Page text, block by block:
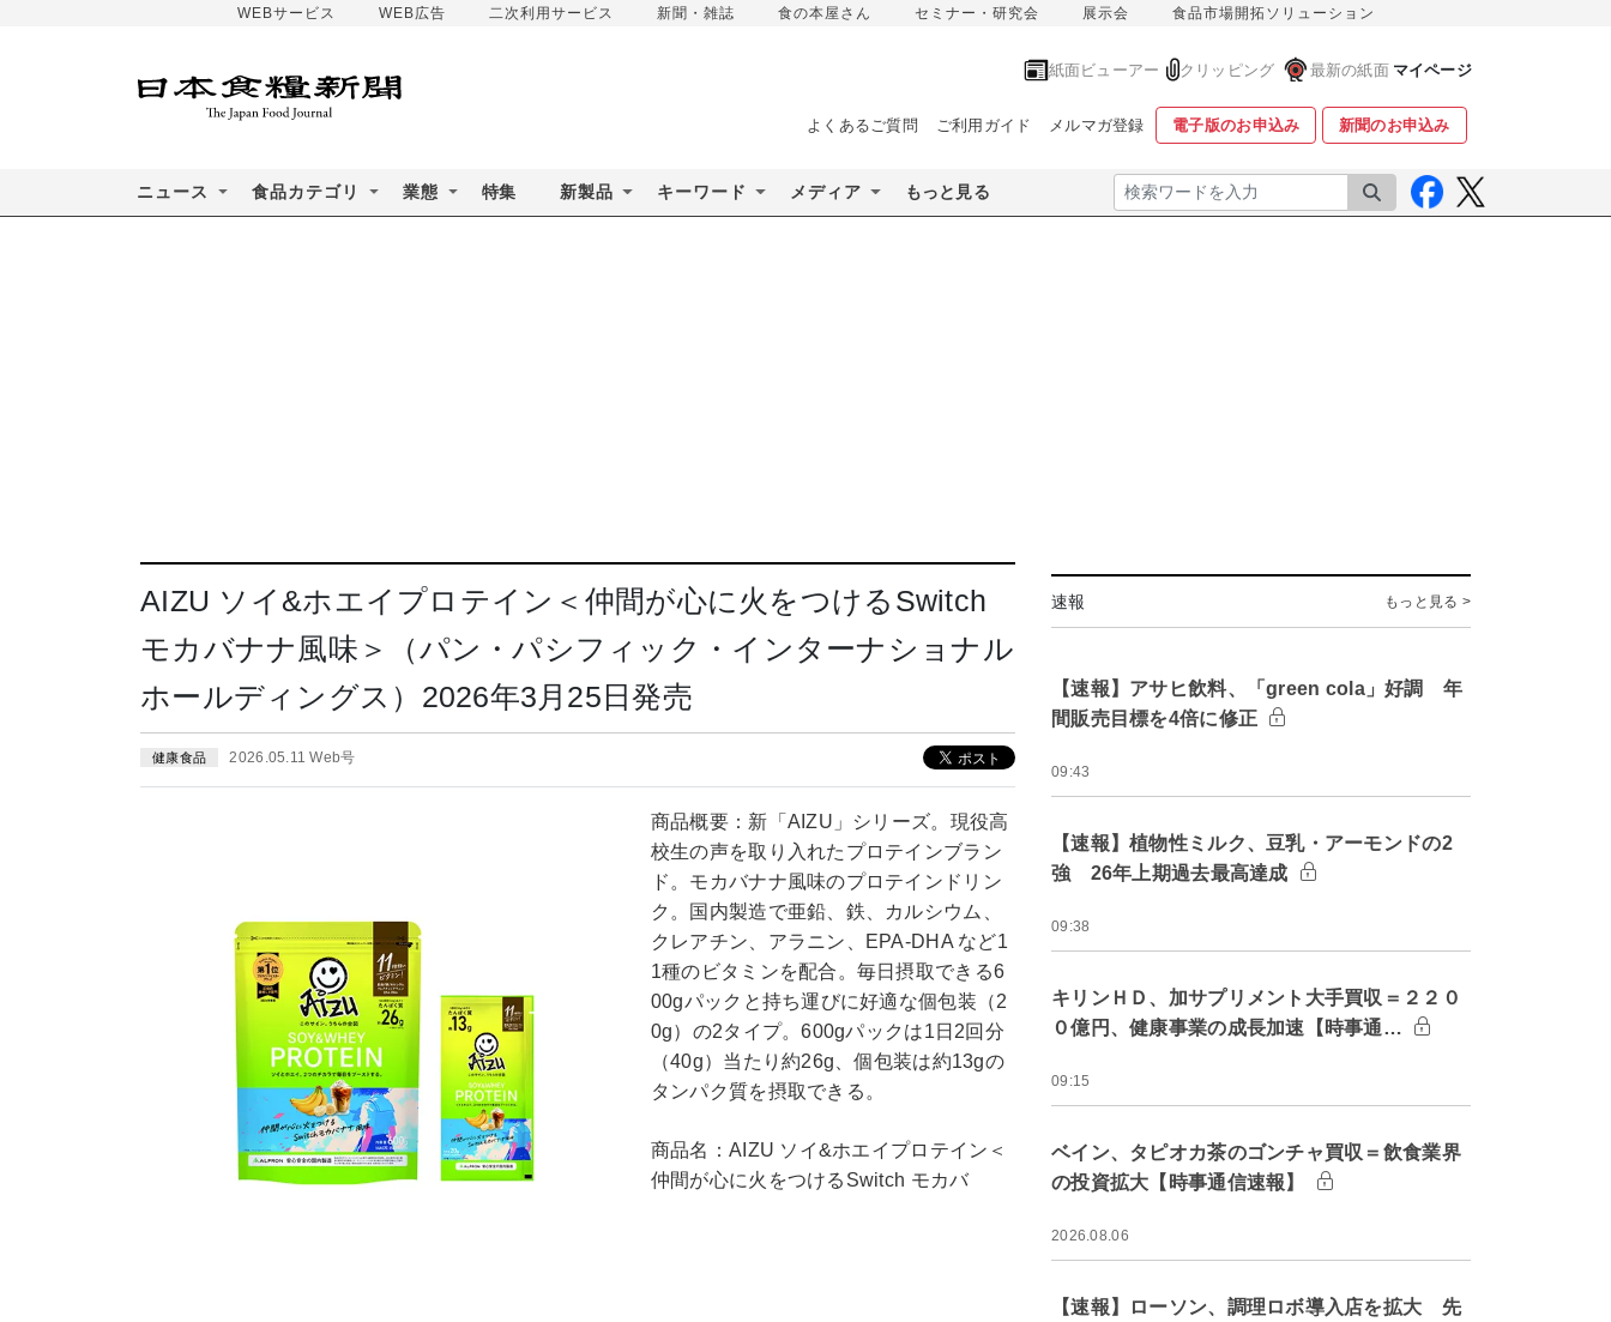
WEBサービス WEB広告 二次利用サービス 新聞・雑誌 食の本屋さん セミナー・研究会 展示会 食品市場開拓ソリューション
紙面ビューアー クリッピング 最新の紙面 マイページ
よくあるご質問 ご利用ガイド メルマガ登録 電子版のお申込み 新聞のお申込み
ニュース 食品カテゴリ 業態 特集 新製品 キーワード メディア もっと見る 検索
AIZU ソイ&ホエイプロテイン＜仲間が心に火をつけるSwitch
モカバナナ風味＞（パン・パシフィック・インターナショナル
ホールディングス）2026年3月25日発売
健康食品 2026.05.11 Web号
商品概要：新「AIZU」シリーズ。現役高
校生の声を取り入れたプロテインブラン
ド。モカバナナ風味のプロテインドリン
ク。国内製造で亜鉛、鉄、カルシウム、
クレアチン、アラニン、EPA-DHA など1
1種のビタミンを配合。毎日摂取できる6
00gパックと持ち運びに好適な個包装（2
0g）の2タイプ。600gパックは1日2回分
（40g）当たり約26g、個包装は約13gの
タンパク質を摂取できる。
商品名：AIZU ソイ&ホエイプロテイン＜
仲間が心に火をつけるSwitch モカバ
速報 もっと見る >
【速報】アサヒ飲料、「green cola」好調 年
間販売目標を4倍に修正
09:43
【速報】植物性ミルク、豆乳・アーモンドの2
強 26年上期過去最高達成
09:38
キリンＨＤ、加サプリメント大手買収＝２２０
０億円、健康事業の成長加速【時事通…
09:15
ベイン、タピオカ茶のゴンチャ買収＝飲食業界
の投資拡大【時事通信速報】
2026.08.06
【速報】ローソン、調理ロボ導入店を拡大 先